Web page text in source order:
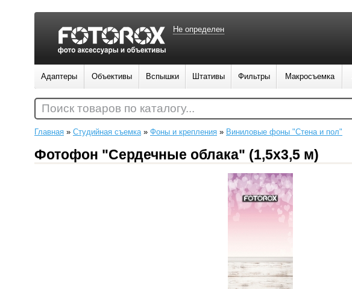
Главная » Студийная съемка» Фоны и крепления » Виниловые фоны "Стена и пол"
Фотофон "Сердечные облака" (1,5х3,5 м)
Не определен
Адаптеры Объективы Вспышки Штативы Фильтры Макросъемка
Поиск товаров по каталогу...